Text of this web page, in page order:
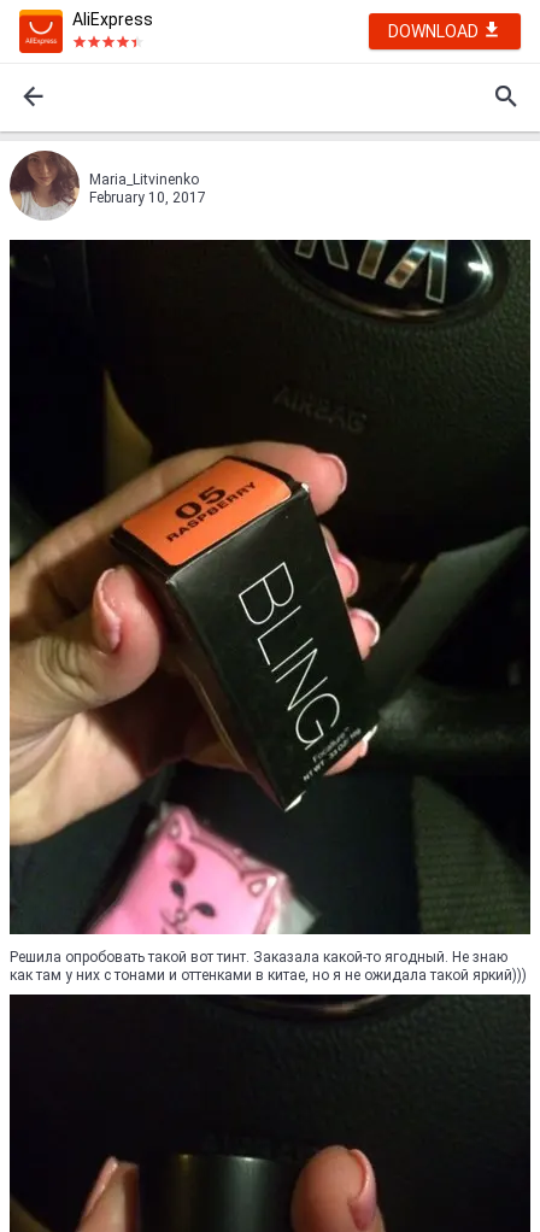
AliExpress
DOWNLOAD
Maria_Litvinenko
February 10, 2017
Решила опробовать такой вот тинт. Заказала какой-то ягодный. Не знаю
как там у них с тонами и оттенками в китае, но я не ожидала такой яркий)))